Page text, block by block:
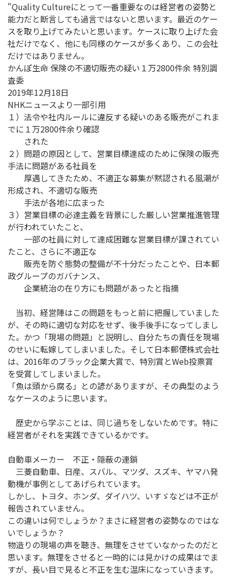
"Quality Cultureにとって一番重要なのは経営者の姿勢と
能力だと断言しても過言ではないと思います。最近のケー
スを取り上げてみたいと思います。ケースに取り上げた会
社だけでなく、他にも同様のケースが多くあり、この会社
だけではありません。
かんぽ生命 保険の不適切販売の疑い１万2800件余 特別調
査委
2019年12月18日
NHKニュースより一部引用
１）法令や社内ルールに違反する疑いのある販売がこれま
でに１万2800件余り確認
された
２）問題の原因として、営業目標達成のために保険の販売
手法に問題がある社員を
厚遇してきたため、不適正な募集が黙認される風潮が
形成され、不適切な販売
手法が各地に広まった
３）営業目標の必達主義を背景にした厳しい営業推進管理
が行われていたこと、
一部の社員に対して達成困難な営業目標が課されてい
たこと、さらに不適正な
販売を防ぐ態勢の整備が不十分だったことや、日本郵
政グループのガバナンス、
企業統治の在り方にも問題があったと指摘
当初、経営陣はこの問題をもっと前に把握していました
が、その時に適切な対応をせず、後手後手になってしまし
た。かつ「現場の問題」と説明し、自分たちの責任を現場
のせいに転嫁してしまいました。そして日本郵便株式会社
は、2016年のブラック企業大賞で、特別賞とWeb投票賞
を受賞してしまいました。
「魚は頭から腐る」との諺がありますが、その典型のよう
なケースのように思います。
歴史から学ぶことは、同じ過ちをしないためです。特に
経営者がそれを実践できているかです。
自動車メーカー 不正・隠蔽の連鎖
三菱自動車、日産、スバル、マツダ、スズキ、ヤマハ発
動機が事例としてあげられています。
しかし、トヨタ、ホンダ、ダイハツ、いすゞなどは不正が
報告されていません。
この違いは何でしょうか？まさに経営者の姿勢なのではな
いでしょうか？
物造りの現場の声を聴き、無理をさせていなかったのだと
思います。無理をさせると一時的には見かけの成果はでま
すが、長い目で見ると不正を生む温床になっていきます。